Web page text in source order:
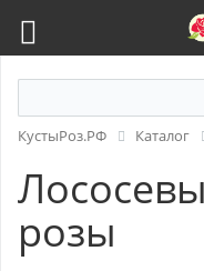
КустыРоз.РФ Каталог
розы